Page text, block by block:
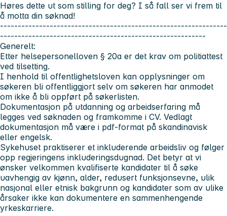
Høres dette ut som stilling for deg? I så fall ser vi frem til
å motta din søknad!
----------------------------------------------------------------
----------------------------------------------------------
Generelt:
Etter helsepersonelloven § 20a er det krav om politiattest
ved tilsetting.
I henhold til offentlighetsloven kan opplysninger om
søkeren bli offentliggjort selv om søkeren har anmodet
om ikke å bli oppført på søkerlisten.
Dokumentasjon på utdanning og arbeidserfaring må
legges ved søknaden og framkomme i CV. Vedlagt
dokumentasjon må være i pdf-format på skandinavisk
eller engelsk.
Sykehuset praktiserer et inkluderende arbeidsliv og følger
opp regjeringens inkluderingsdugnad. Det betyr at vi
ønsker velkommen kvalifiserte kandidater til å søke
uavhengig av kjønn, alder, redusert funksjonsevne, ulik
nasjonal eller etnisk bakgrunn og kandidater som av ulike
årsaker ikke kan dokumentere en sammenhengende
yrkeskarriere.